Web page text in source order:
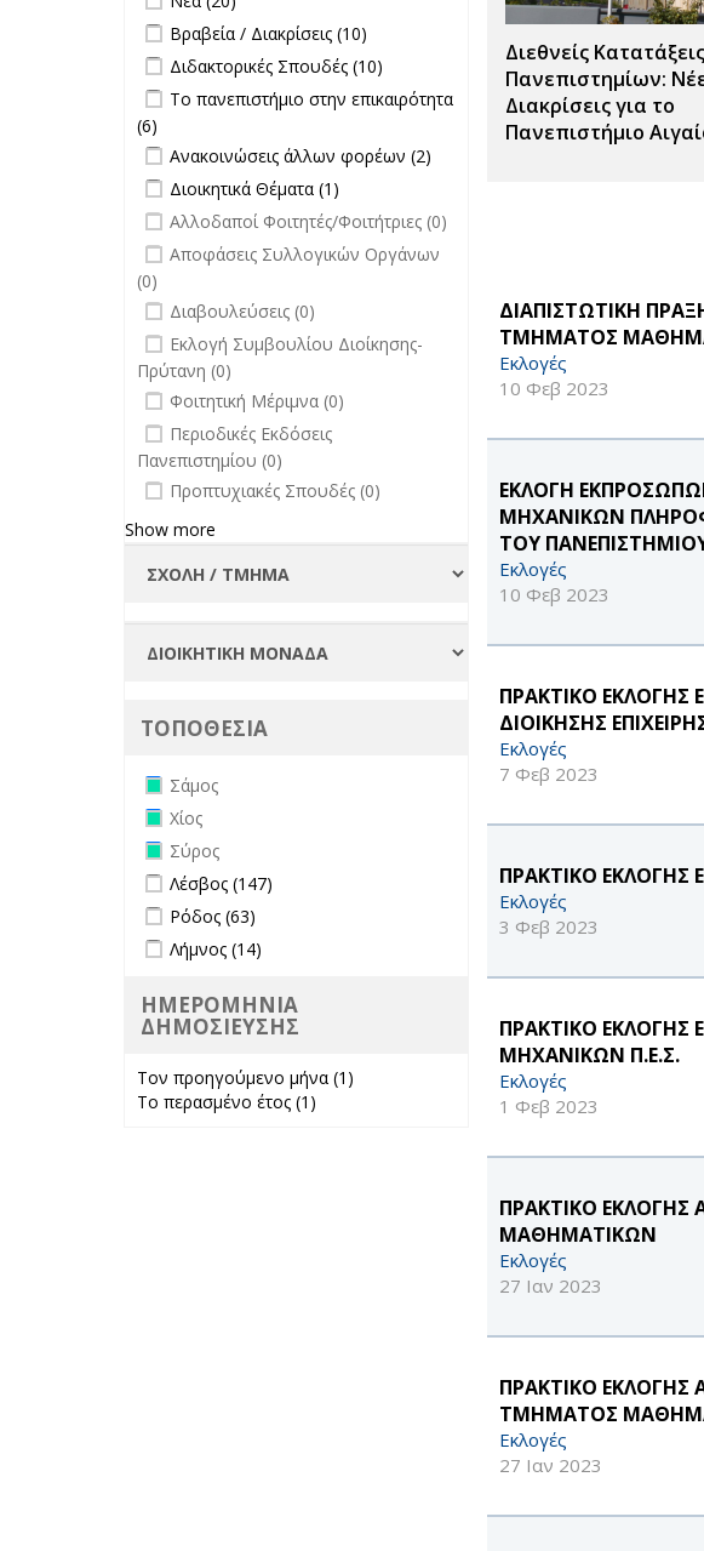
Διεθνείς Κατατάξεις
Πανεπιστημίων:
Διακρίσεις για το
Πανεπιστήμιο
ΔΙΑΠΙΣΤΩΤΙΚΗ
ΤΜΗΜΑΤΟΣ
Εκλογές
10 Φεβ 2023
ΕΚΛΟΓΗ
ΜΗΧΑΝΙΚΩΝ
ΤΟΥ
Εκλογές
10 Φεβ 2023
ΠΡΑΚΤΙΚΟ
ΔΙΟΙΚΗΣΗΣ
Εκλογές
7 Φεβ 2023
ΠΡΑΚΤΙΚΟ
Εκλογές
3 Φεβ 2023
ΠΡΑΚΤΙΚΟ
ΜΗΧΑΝΙΚΩΝ Π.Ε.Σ.
Εκλογές
1 Φεβ 2023
ΠΡΑΚΤΙΚΟ
ΜΑΘΗΜΑΤΙΚΩΝ
Εκλογές
27 Ιαν 2023
ΠΡΑΚΤΙΚΟ
ΤΜΗΜΑΤΟΣ
Εκλογές
27 Ιαν 2023
Σπουδές filter
Apply Βραβεία / Διακρίσεις filter
Βραβεία / Διακρίσεις (10)
Διακρίσεις
filter
Apply Διδακτορικές Σπουδές filter
Διδακτορικές Σπουδές (10)
Σπουδές
Apply Το πανεπιστήμιο στην
επικαιρότητα filter
Το πανεπιστήμιο στην επικαιρότητα
(6)
επικαιρότητα filter
Apply Ανακοινώσεις άλλων φορέων
filter
Ανακοινώσεις άλλων φορέων (2)
φορέων filter
Apply Διοικητικά Θέματα filter
Διοικητικά Θέματα (1)
undefined
Αλλοδαποί Φοιτητές/Φοιτήτριες (0)
undefined
Αποφάσεις Συλλογικών Οργάνων
(0)
undefined
Διαβουλεύσεις (0)
undefined
Εκλογή Συμβουλίου Διοίκησης-
Πρύτανη (0)
undefined
Φοιτητική Μέριμνα (0)
undefined
Περιοδικές Εκδόσεις
Πανεπιστημίου (0)
undefined
Προπτυχιακές Σπουδές (0)
Show more
ΤΟΠΟΘΕΣΙΑ
Remove Σάμος filter
Σάμος
Remove Χίος filter
Χίος
Remove Σύρος filter
Σύρος
Apply Λέσβος filter
Λέσβος (147)
Apply Ρόδος filter
Ρόδος (63)
Apply Λήμνος filter
Λήμνος (14)
ΗΜΕΡΟΜΗΝΙΑ
ΔΗΜΟΣΙΕΥΣΗΣ
Τον προηγούμενο μήνα (1)
Το περασμένο έτος (1)